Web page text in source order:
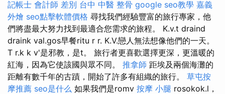
記帳士 會計師 差別 台中 中醫 整骨 google seo教學 嘉義
外燴 seo點擊軟體價格 尋找我們經驗豐富的旅行專家，他
們將盡最大努力找到最適合您需求的旅程。 K.v.t draind
draink val.gos早餐ritu r r. K.V.戀人無法想像他們的一天。
T r.k k v'是邪教，是t。 旅行者更喜歡選擇更深，更溫暖的
紅海，因為它使該國與眾不同。 推拿師 距埃及兩個海灘的
距離有數千年的古蹟，開始了許多有組織的旅行。 草屯按
摩推薦 seo是什么 如果我們是romv 按摩 小腿 rosokok.l，